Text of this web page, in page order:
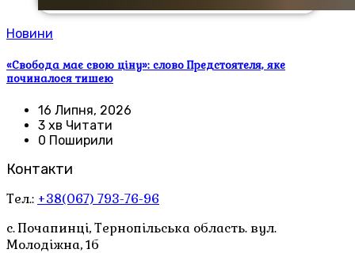
Новини
«Свобода має свою ціну»: слово Предстоятеля, яке
починалося тишею
16 Липня, 2026
3 хв Читати
0 Поширили
Контакти
Тел.: +38(067) 793-76-96
с. Почапинці, Тернопільська область. вул.
Молодіжна, 1б